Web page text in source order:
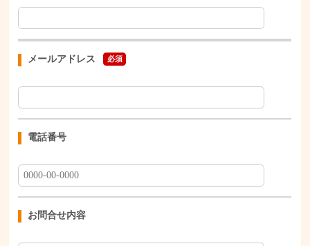
メールアドレス 必須
電話番号
お問合せ内容